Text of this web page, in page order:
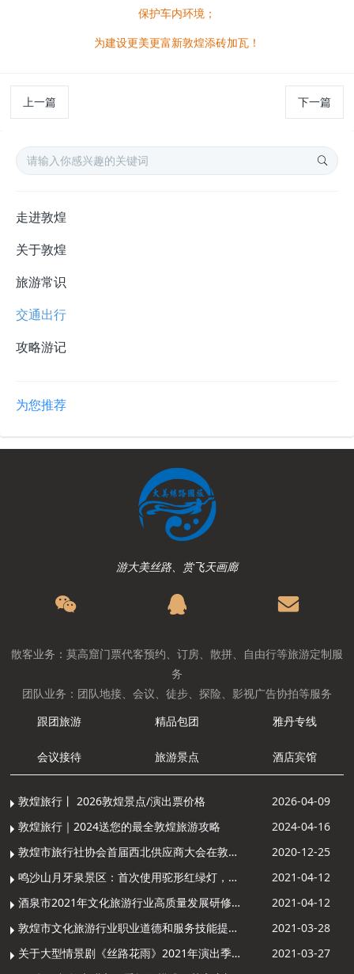
保护车内环境；
为建设更美更富新敦煌添砖加瓦！
上一篇 下一篇
走进敦煌
关于敦煌
旅游常识
交通出行
攻略游记
为您推荐
游大美丝路、赏飞天画廊
散客业务：莫高窟门票代客预约、订房、散拼、自由行等旅游定制服
务
团队业务：团队地接、会议、徒步、探险、影视广告协拍等服务
跟团旅游
精品包团 雅丹专线
会议接待 旅游景点 酒店宾馆
敦煌旅行丨 2026敦煌景点/演出票价格
2026-04-09
敦煌旅行｜2024送您的最全敦煌旅游攻略
2024-04-16
敦煌市旅行社协会首届西北供应商大会在敦煌召开
2020-12-25
鸣沙山月牙泉景区：首次使用驼形红绿灯，骆驼“看驼灯绿了”走起来
2021-04-12
酒泉市2021年文化旅游行业高质量发展研修提升培训班敦煌分训点开班
2021-04-12
敦煌市文化旅游行业职业道德和服务技能提升导游专项培训成功举办
2021-03-28
关于大型情景剧《丝路花雨》2021年演出季开演的通知
2021-03-27